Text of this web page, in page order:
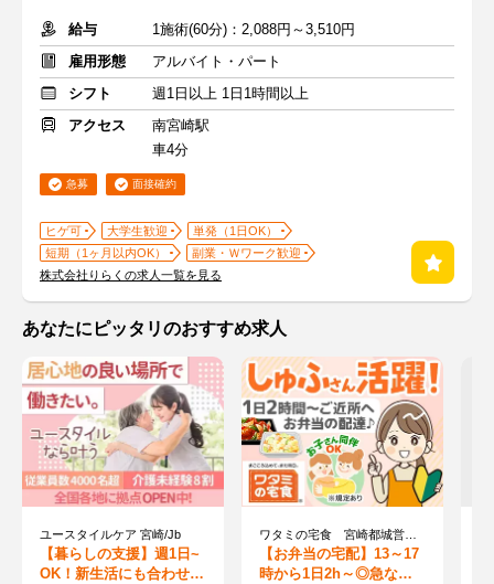
給与
1施術(60分)：2,088円～3,510円
雇用形態
アルバイト・パート
シフト
週1日以上 1日1時間以上
アクセス
南宮崎駅
車4分
急募 面接確約
ヒゲ可 大学生歓迎
単発（1日OK）
短期（1ヶ月以内OK）
副業・Ｗワーク歓迎
株式会社りらくの求人一覧を見る
あなたにピッタリのおすすめ求人
ユースタイルケア 宮崎/Jb
【暮らしの支援】週1日~
OK！新生活にも合わせや
【お弁当の宅配】13～17
時から1日2h～◎急な休